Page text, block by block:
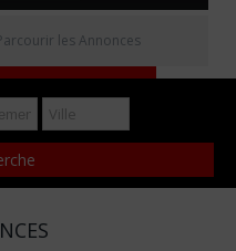
les Annonces
annonce